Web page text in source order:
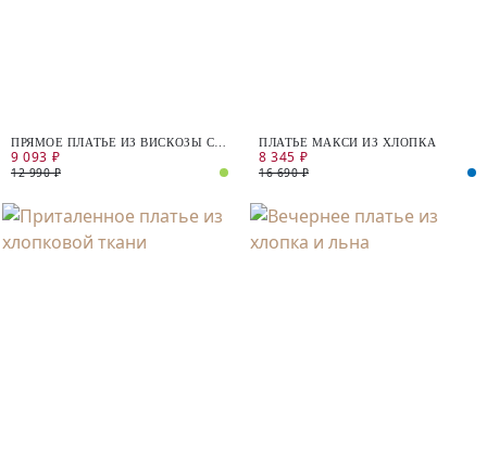
ПРЯМОЕ ПЛАТЬЕ ИЗ ВИСКОЗЫ С
V-ОБРАЗНЫМ ВЫРЕЗОМ И
ПОЯСОМ
9 093 ₽
12 990 ₽
ПЛАТЬЕ МАКСИ ИЗ ХЛОПКА
8 345 ₽
16 690 ₽